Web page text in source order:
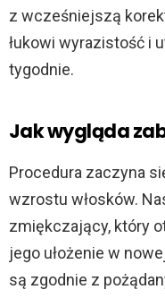
z wcześniejszą
łukowi wyrazistość i
tygodnie.
Jak wygląda
Procedura zaczyna
wzrostu włosków.
zmiękczający, który
jego ułożenie w
są zgodnie z